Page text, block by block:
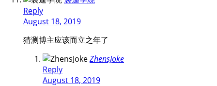
Reply
August 18, 2019
猜测博主应该而立之年了
ZhensJoke
Reply
August 18, 2019